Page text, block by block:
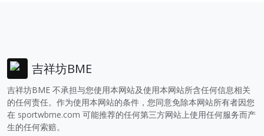
吉祥坊BME
吉祥坊BME 不承担与您使用本网站及使用本网站所含任何信息相关
的任何责任。作为使用本网站的条件，您同意免除本网站所有者因您
在 sportwbme.com 可能推荐的任何第三方网站上使用任何服务而产
生的任何索赔。